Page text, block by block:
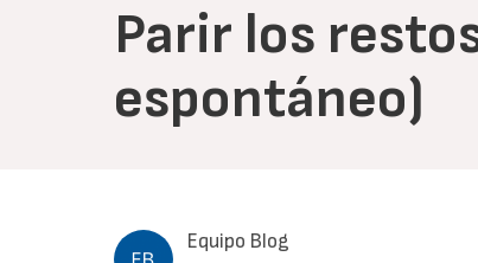
Parir los
espontáneo)
Equipo Blog